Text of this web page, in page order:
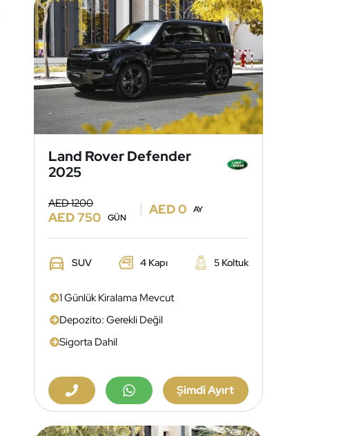
Land Rover Defender
2025
AED 1200
AED 750 GÜN
AED 0 AY
SUV 4 Kapı 5 Koltuk
1 Günlük Kiralama Mevcut
Depozito: Gerekli Değil
Sigorta Dahil
Şimdi Ayırt